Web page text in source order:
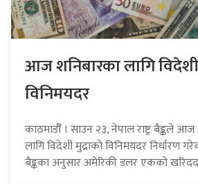
आज शनिबारका लागि विदेशी
विनिमयदर
काठमाडौँ । साउन २३, नेपाल राष्ट्र बैङ्कले
लागि विदेशी मुद्राको विनिमयदर निर्धारण
बैङ्कका अनुसार अमेरिकी डलर एकको